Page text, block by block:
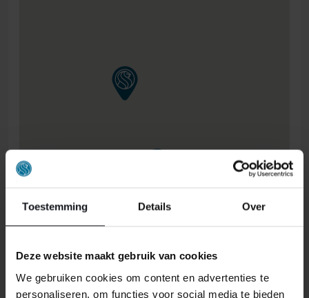
Toestemming Details Over
Deze website maakt gebruik van cookies
We gebruiken cookies om content en advertenties te
personaliseren, om functies voor social media te bieden